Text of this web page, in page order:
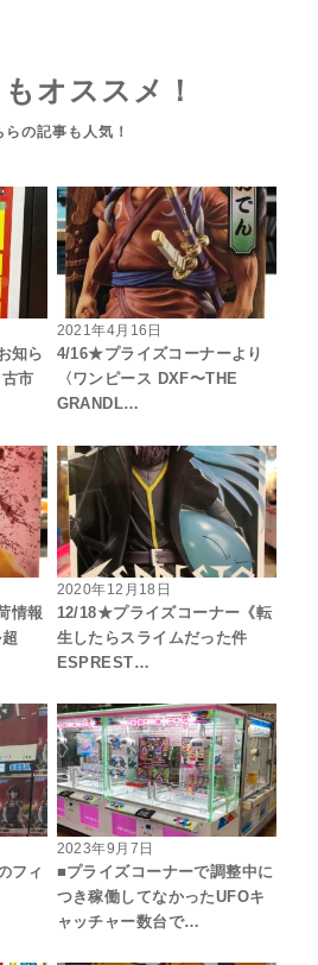
オススメ！
知ら
市
2021年4月16日
4/16★プライズコーナーより
〈ワンピース DXF〜THE
GRANDL…
情報
超
2020年12月18日
12/18★プライズコーナー《転
生したらスライムだった件
ESPREST…
フィ
2023年9月7日
■プライズコーナーで調整中に
つき稼働してなかったUFOキ
ャッチャー数台で…